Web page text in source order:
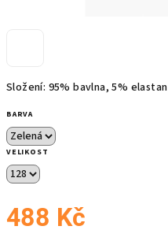
Složení: 95% bavlna, 5% elastan
BARVA
VELIKOST
488 Kč